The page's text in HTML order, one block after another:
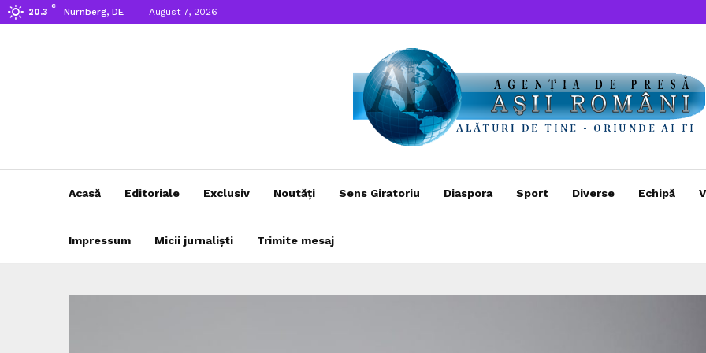
20.3
C
Nürnberg, DE August 7, 2026
Acasă Editoriale Exclusiv Noutăți Sens Giratoriu Diaspora Sport Diverse Echipă
Impressum Micii jurnaliști Trimite mesaj